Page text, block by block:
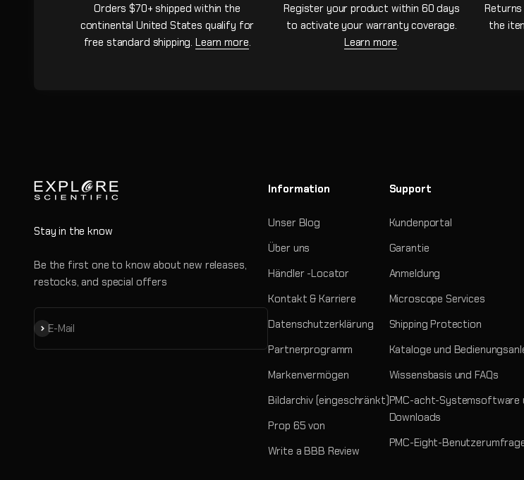
Orders $70+ shipped within the
continental United States qualify for
free standard shipping.Learn more.
Register your product within 60 days
to activate your warranty coverage.
Learn more.
the
Stay in the know
Be the first one to know about new releases,
restocks, and special offers
E-Mail
Abonnieren
Information
Unser Blog
Über uns
Händler -Locator
Kontakt & Karriere
Datenschutzerklärung
Partnerprogramm
Markenvermögen
Bildarchiv (eingeschränkt)
Prop 65 von
Write a BBB Review
Support
Kundenportal
Garantie
Anmeldung
Microscope Services
Shipping Protection
Kataloge und
Wissensbasis und FAQs
PMC-acht-Systemsoftware
Downloads
PMC-Eight-